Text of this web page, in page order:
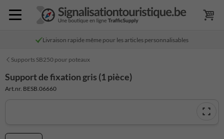
Livraison rapide même pour les articles personnalisables
Supports SB250 pour poteaux
Support de fixation gris (1 pièce)
Art.nr. BESB.06660